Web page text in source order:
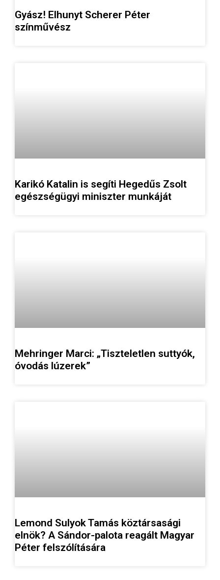
Gyász! Elhunyt Scherer Péter
színművész
Karikó Katalin is segíti Hegedűs Zsolt
egészségügyi miniszter munkáját
Mehringer Marci: „Tiszteletlen suttyók,
óvodás lúzerek”
Lemond Sulyok Tamás köztársasági
elnök? A Sándor-palota reagált Magyar
Péter felszólítására